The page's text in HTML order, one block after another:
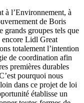
à l’Environnement, à
de Boris
grands groupes tels que
encore Lidl Great
totalement l’intention
de coordination afin
premières durables
pourquoi nous
dans ce projet de loi
établisse un